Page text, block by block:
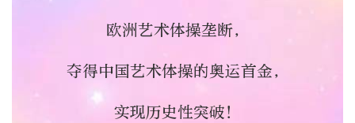
欧洲艺术体操垄断，
夺得中国艺术体操的奥运首金，
实现历史性突破！